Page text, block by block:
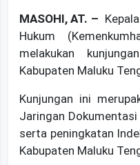
MASOHI, AT. –
Hukum
melakukan
Kabupaten Maluku
Kunjungan ini
Jaringan
serta peningkatan
Kabupaten Maluku